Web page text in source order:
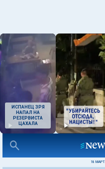
ИСПАНЕЦ ЗРЯ
НАПАЛ НА
РЕЗЕРВИСТА
ЦАХАЛА
18